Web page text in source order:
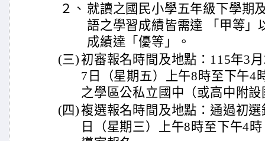
２、 就讀之國民小學五年級下學期
語之學習成績皆需達 「甲等」
成績達「優等」。
(三) 初審報名時間及地點：115年3
7日（星期五）上午8時至下午4
之學區公私立國中（或高中附
(四)複選報名時間及地點：通過初
日（星期三）上午8時至下午4